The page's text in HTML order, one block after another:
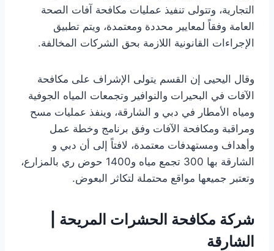
التجارية، وتتولى تنفيذ عمليات مكافحة آفات الصحة
العامة وفقاً لمعايير محددة ومعتمدة، ويتم تطبيق
الإجراءات القانونية اللازمة بحق الشركات المخالفة.
وقال اليحيى إن القسم يتولى الإشراف على مكافحة
الآفات في البحيرات والنوافير وتجمعات المياه الجوفية
ومياه الأمطار في دبي و الشارقة، وينفذ عمليات مسح
ومراقبة ومكافحة الآفات وفق برنامج وخطة عمل
وأهداف ومستهدفات معتمدة، لافتاً إلى أن دبي و
الشارقة بها 300 تجمع مياه و1400 حوض ري بالمزارع،
وتعتبر جميعها مواقع محتملة لتكاثر البعوض.
شركة مكافحة الحشرات المريحة |
الشارقة